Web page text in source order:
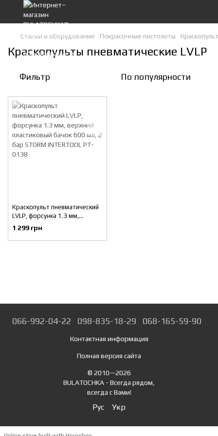
Станки и оборудование Покрасочные пистолеты
Краскопульты пневматические LVLP
Фильтр По популярности
Краскопульт пневматический
LVLP, форсунка 1.3 мм,
верхний пластиковый бачок
600 мл, 2 бар STORM
INTERTOOL PT-0138
1 299 грн
066-992-04-22 098-835-18-29 068-165-59-90
Контактная информация
Полная версия сайта
© 2010—2026
BULATOCHKA - Всегда рядом,
всегда с Вами!
Рус Укр